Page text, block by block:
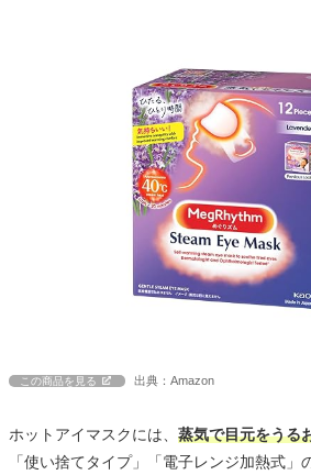
この商品を見る 出典：Amazon
ホットアイマスクには、 蒸気で目元をうる
「使い捨てタイプ」「電子レンジ加熱式」